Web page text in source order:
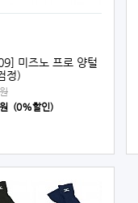
미즈노 프로 양털
정)
(0%할인)